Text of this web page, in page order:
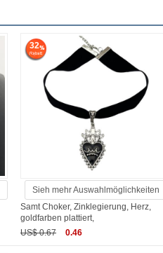
32
Sieh mehr Auswahlmöglichkeiten
Samt Choker, Zinklegierung, Herz,
goldfarben plattiert,
US$ 0.67
0.46